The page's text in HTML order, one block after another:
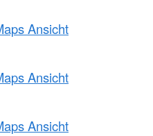
Ansicht
Ansicht
Ansicht